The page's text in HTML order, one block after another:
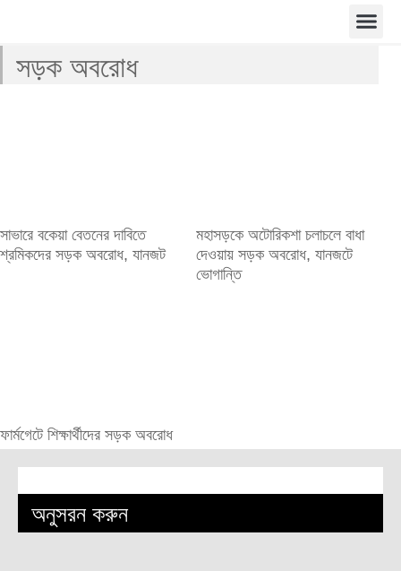
সড়ক অবরোধ
সাভারে বকেয়া বেতনের দাবিতে
শ্রমিকদের সড়ক অবরোধ, যানজট
মহাসড়কে অটোরিকশা চলাচলে বাধা
দেওয়ায় সড়ক অবরোধ, যানজটে
ভোগান্তি
ফার্মগেটে শিক্ষার্থীদের সড়ক অবরোধ
অনুসরন করুন